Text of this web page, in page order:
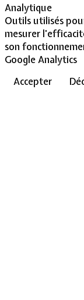
Analytique
Outils utilisés
mesurer
son
Google Analytics
Accepter